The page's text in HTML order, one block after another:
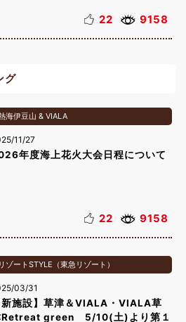
22 9158
グ
海伊豆山 & VIALA
11/27
年度海上花火大会日程について
22 9158
リゾートSTYLE（東急リゾート）
03/31
新施設】草津＆VIALA・VIALA草
Retreat green 5/10(土)より第１